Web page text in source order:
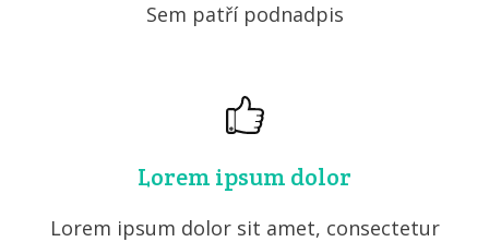
Sem patří podnadpis
Lorem ipsum dolor
Lorem ipsum dolor sit amet, consectetur